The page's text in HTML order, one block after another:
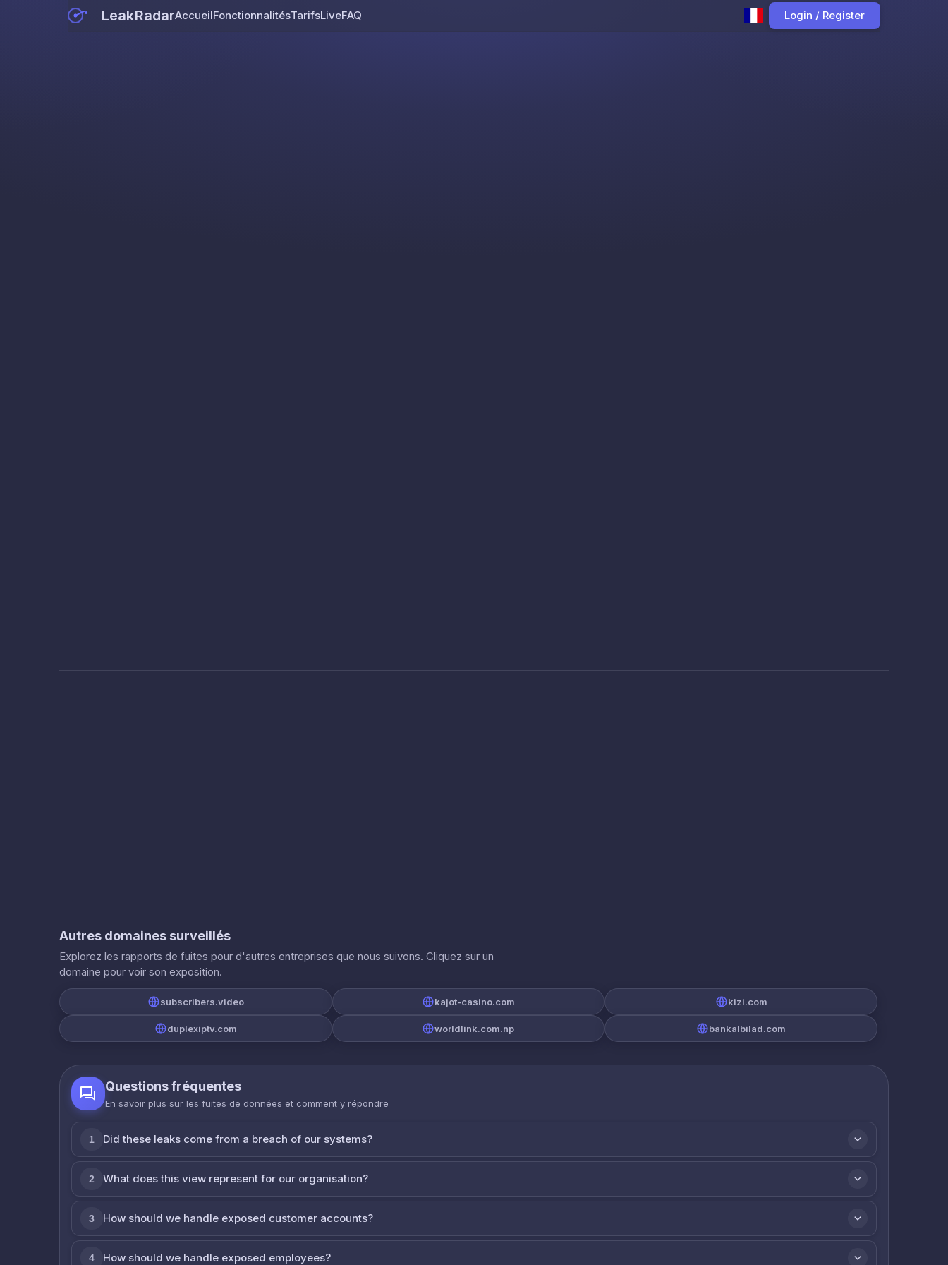
LeakRadarAccueilFonctionnalitésTarifsLiveFAQ Login / Register
Autres domaines surveillés
Explorez les rapports de fuites pour d'autres entreprises que nous suivons. Cliquez sur un
domaine pour voir son exposition.
subscribers.video kajot-casino.com kizi.com
duplexiptv.com worldlink.com.np bankalbilad.com
Questions fréquentes
En savoir plus sur les fuites de données et comment y répondre
1 Did these leaks come from a breach of our systems?
2 What does this view represent for our organisation?
3 How should we handle exposed customer accounts?
4 How should we handle exposed employees?